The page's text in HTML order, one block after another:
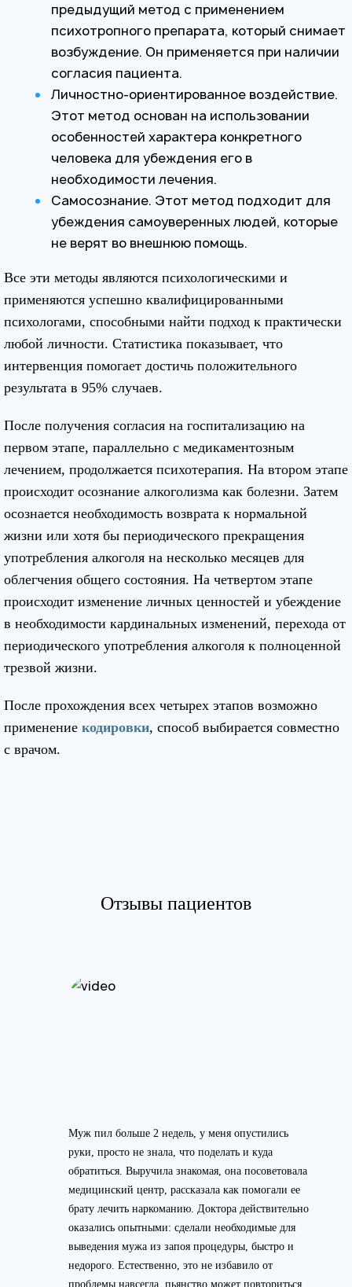
предыдущий метод с применением
психотропного препарата, который снимает
возбуждение. Он применяется при наличии
согласия пациента.
Личностно-ориентированное воздействие.
Этот метод основан на использовании
особенностей характера конкретного
человека для убеждения его в
необходимости лечения.
Самосознание. Этот метод подходит для
убеждения самоуверенных людей, которые
не верят во внешнюю помощь.
Все эти методы являются психологическими и
применяются успешно квалифицированными
психологами, способными найти подход к практически
любой личности. Статистика показывает, что
интервенция помогает достичь положительного
результата в 95% случаев.
После получения согласия на госпитализацию на
первом этапе, параллельно с медикаментозным
лечением, продолжается психотерапия. На втором этапе
происходит осознание алкоголизма как болезни. Затем
осознается необходимость возврата к нормальной
жизни или хотя бы периодического прекращения
употребления алкоголя на несколько месяцев для
облегчения общего состояния. На четвертом этапе
происходит изменение личных ценностей и убеждение
в необходимости кардинальных изменений, перехода от
периодического употребления алкоголя к полноценной
трезвой жизни.
После прохождения всех четырех этапов возможно
применение кодировки, способ выбирается совместно
с врачом.
Отзывы пациентов
Муж пил больше 2 недель, у меня опустились
руки, просто не знала, что поделать и куда
обратиться. Выручила знакомая, она посоветовала
медицинский центр, рассказала как помогали ее
брату лечить наркоманию. Доктора действительно
оказались опытными: сделали необходимые для
выведения мужа из запоя процедуры, быстро и
недорого. Естественно, это не избавило от
проблемы навсегда, пьянство может повториться.